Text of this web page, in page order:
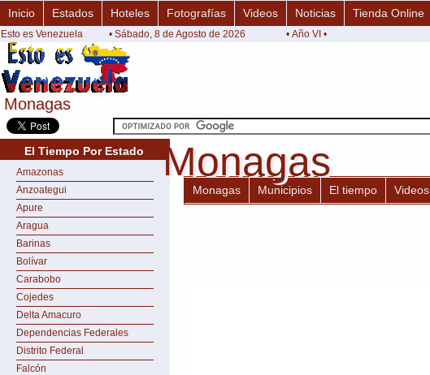
Monagas
Monagas
Inicio Estados Hoteles Fotografías Videos Noticias Tienda Online
Esto es Venezuela • Sábado, 8 de Agosto de 2026 • Año VI •
El Tiempo Por Estado
Amazonas
Anzoategui
Apure
Aragua
Barinas
Bolívar
Carabobo
Cojedes
Delta Amacuro
Dependencias Federales
Distrito Federal
Falcón
Monagas
Monagas
Monagas Municipios El tiempo Videos